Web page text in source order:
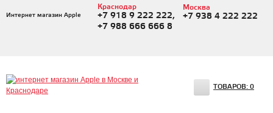
Интернет магазин Apple
Краснодар
+7 918 9 222 222,
+7 988 666 666 8
Москва
+7 938 4 222 222
ТОВАРОВ: 0